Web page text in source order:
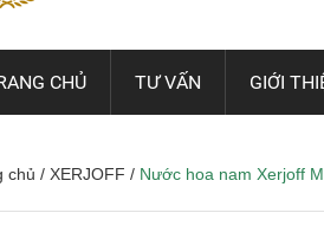
CHỦ TƯ VẤN GIỚI
chủ / XERJOFF / Nước hoa nam Xerjoff